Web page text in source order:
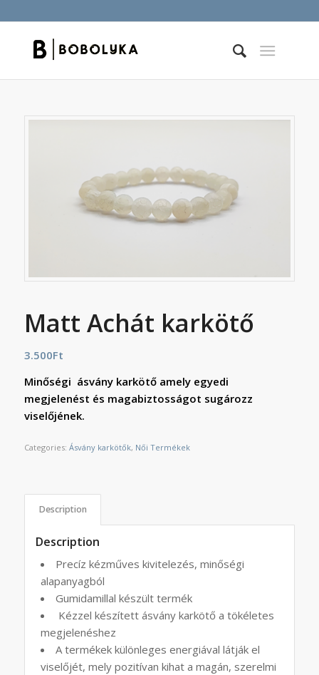
Matt Achát karkötő
3.500Ft
Minőségi ásvány karkötő amely egyedi
megjelenést és magabiztosságot sugározz
viselőjének.
Categories: Ásvány karkötők, Női Termékek
Description
Description
Precíz kézműves kivitelezés, minőségi
alapanyagból
Gumidamillal készült termék
Kézzel készített ásvány karkötő a tökéletes
megjelenéshez
A termékek különleges energiával látják el
viselőjét, mely pozitívan kihat a magán, szerelmi